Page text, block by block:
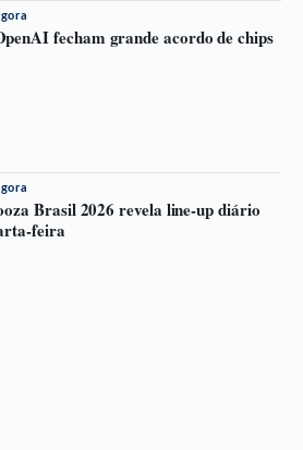
fecham grande acordo de chips
Brasil 2026 revela line-up diário
feira